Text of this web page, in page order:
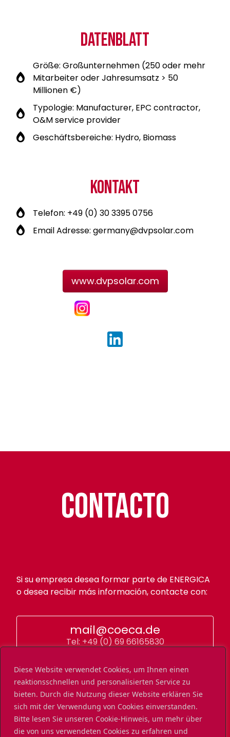
Diese Website verwendet Cookies, um Ihnen einen
reaktionsschnellen und personalisierten Service zu
bieten. Durch die Nutzung dieser Website erklären Sie
sich mit der Verwendung von Cookies einverstanden.
Bitte lesen Sie unseren Cookie-Hinweis, um mehr über
die von uns verwendeten Cookies zu erfahren und
DATENBLATT
Größe: Großunternehmen (250 oder mehr
Mitarbeiter oder Jahresumsatz > 50
Millionen €)
Typologie: Manufacturer, EPC contractor,
O&M service provider
Geschäftsbereiche: Hydro, Biomass
KONTAKT
Telefon: +49 (0) 30 3395 0756
Email Adresse: germany@dvpsolar.com
www.dvpsolar.com
Contacto
Si su empresa desea formar parte de ENERGICA
o desea recibir más información, contacte con:
mail@coeca.de
Tel: +49 (0) 69 66165830